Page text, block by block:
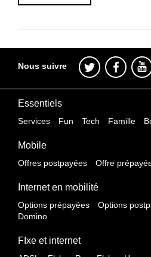
Nous suivre
Essentiels
Services Fun Tech Famille
Mobile
Offres postpayées Offre
Internet en mobilité
Options prépayées Options
Domino
FIxe et internet